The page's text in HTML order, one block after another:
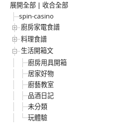
展開全部 | 收合全部
spin-casino
廚房家電食譜
料理食譜
生活開箱文
廚房用具開箱
居家好物
廚藝教室
品酒日記
未分類
玩體驗